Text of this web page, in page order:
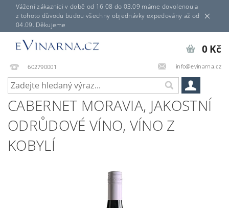
Vážení zákazníci v době od 16.08 do 03.09 máme dovolenou a
z tohoto důvodu budou všechny objednávky expedovány až od
04.09. Děkujeme
602790001 info@evinarna.cz
0 Kč
CABERNET MORAVIA, JAKOSTNÍ
ODRŮDOVÉ VÍNO, VÍNO Z
KOBYLÍ